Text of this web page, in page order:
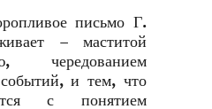
письмо Г.
– маститой
чередованием
и тем, что
с понятием